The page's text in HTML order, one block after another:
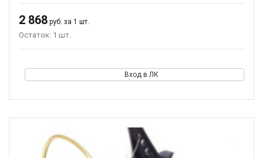
2 868 руб. за 1 шт.
Остаток: 1 шт.
Вход в ЛК